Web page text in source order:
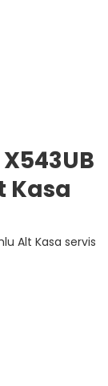
Kasa
Alt Kasa servis